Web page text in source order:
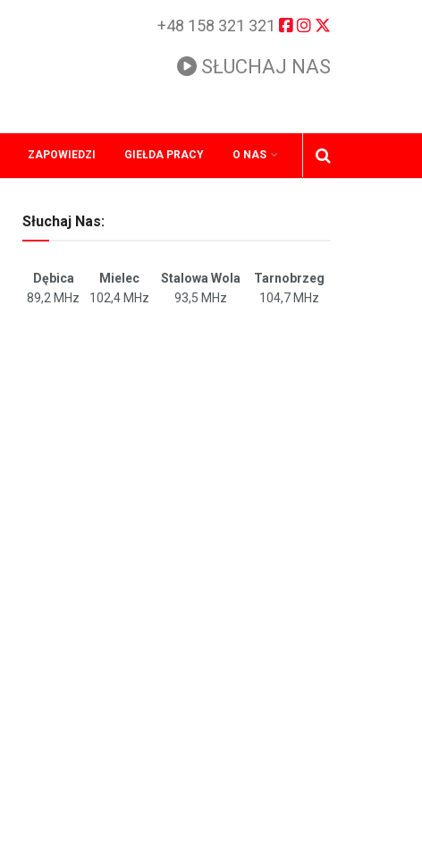
+48 158 321 321
SŁUCHAJ NAS
ZAPOWIEDZI GIEŁDA PRACY O NAS
Słuchaj Nas:
Dębica Mielec Stalowa Wola
Tarnobrzeg
89,2 MHz
102,4 MHz 93,5 MHz 104,7 MHz